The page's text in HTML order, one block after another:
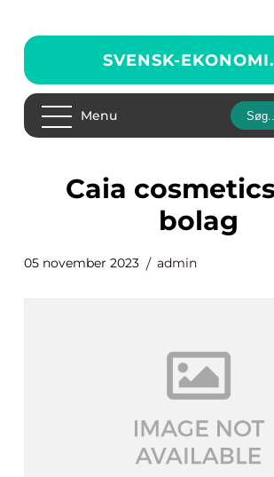
SVENSK-EKONOMI.
Menu
caia cosmetics alla
bolag
05 november 2023 admin